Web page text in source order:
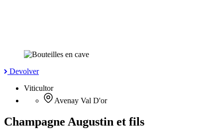
Devolver
Viticultor
Avenay Val D'or
Champagne Augustin et fils